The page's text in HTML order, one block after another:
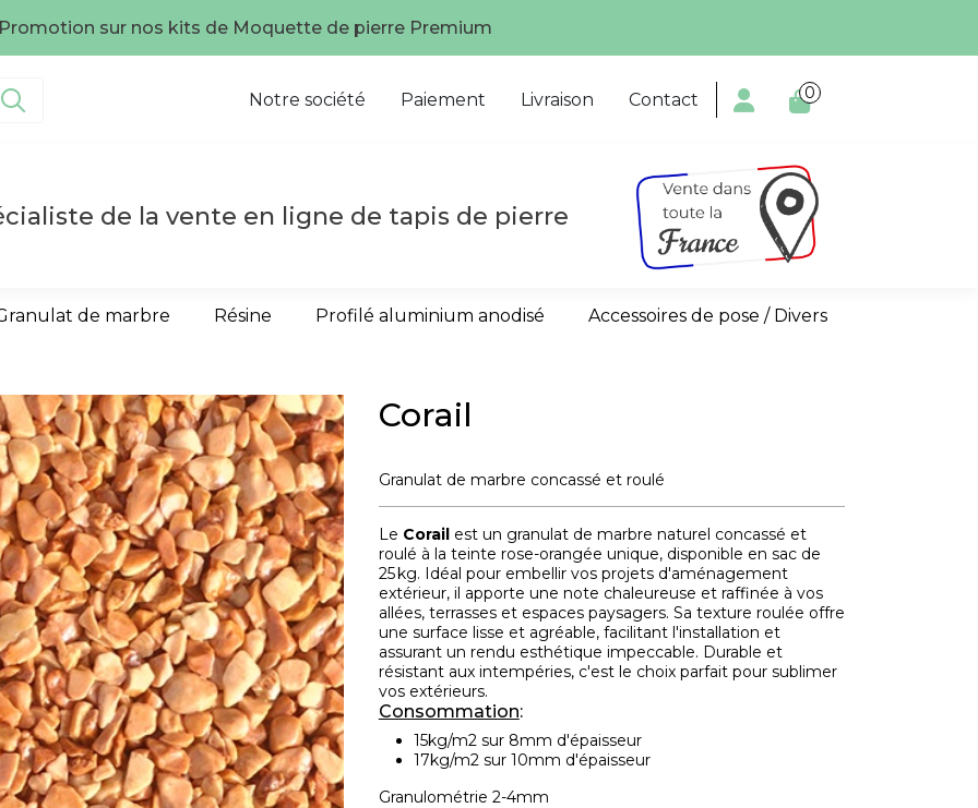
la qualité aux meilleurs prix, Faites confiance à un spécialiste!
Notre société Paiement Livraison Contact  0
de la vente en ligne de tapis de pierre
de marbre Résine Profilé aluminium anodisé Accessoires de pose / Divers
Corail
Granulat de marbre concassé et roulé
Le Corailest un granulat de marbre naturel concassé et
roulé à la teinte rose-orangée unique, disponible en sac de
25 kg. Idéal pour embellir vos projets d'aménagement
extérieur, il apporte une note chaleureuse et raffinée à vos
allées, terrasses et espaces paysagers. Sa texture roulée offre
une surface lisse et agréable, facilitant l'installation et
assurant un rendu esthétique impeccable. Durable et
résistant aux intempéries, c'est le choix parfait pour sublimer
vos extérieurs.
Consommation:
15kg/m2 sur 8mm d'épaisseur
17kg/m2 sur 10mm d'épaisseur
Granulométrie 2-4mm